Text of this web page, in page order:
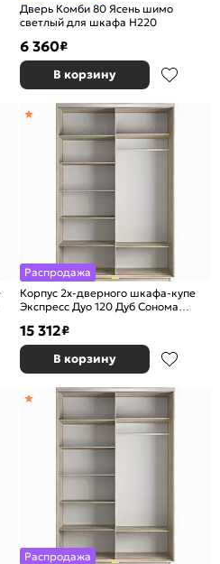
Дверь Комби 80 Ясень шимо
светлый для шкафа Н220
6 360₽
В корзину
Распродажа
Корпус 2х-дверного шкафа-купе
Экспресс Дуо 120 Дуб Сонома
15 312₽
В корзину
Распродажа